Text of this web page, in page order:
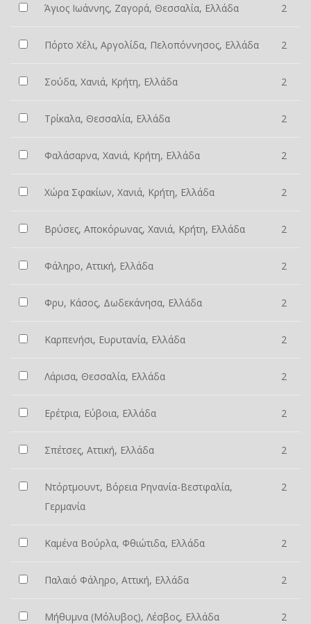
Άγιος Ιωάννης, Ζαγορά, Θεσσαλία, Ελλάδα 2
Πόρτο Χέλι, Αργολίδα, Πελοπόννησος, Ελλάδα 2
Σούδα, Χανιά, Κρήτη, Ελλάδα 2
Τρίκαλα, Θεσσαλία, Ελλάδα 2
Φαλάσαρνα, Χανιά, Κρήτη, Ελλάδα 2
Χώρα Σφακίων, Χανιά, Κρήτη, Ελλάδα 2
Βρύσες, Αποκόρωνας, Χανιά, Κρήτη, Ελλάδα 2
Φάληρο, Αττική, Ελλάδα 2
Φρυ, Κάσος, Δωδεκάνησα, Ελλάδα 2
Καρπενήσι, Ευρυτανία, Ελλάδα 2
Λάρισα, Θεσσαλία, Ελλάδα 2
Ερέτρια, Εύβοια, Ελλάδα 2
Σπέτσες, Αττική, Ελλάδα 2
Ντόρτμουντ, Βόρεια Ρηνανία-Βεστφαλία,
Γερμανία
2
Καμένα Βούρλα, Φθιώτιδα, Ελλάδα 2
Παλαιό Φάληρο, Αττική, Ελλάδα 2
Μήθυμνα (Μόλυβος), Λέσβος, Ελλάδα 2